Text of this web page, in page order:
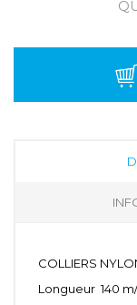
COLLIERS
Longueur 140